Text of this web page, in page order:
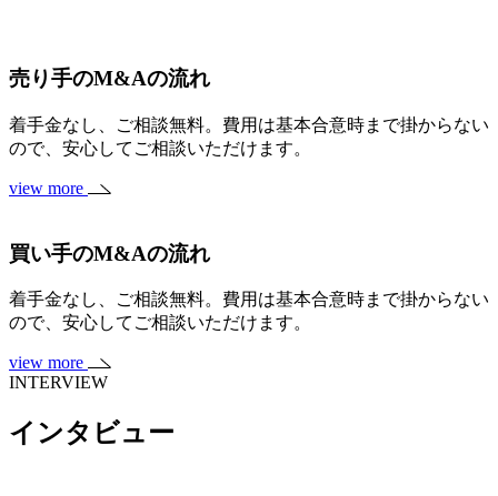
売り手のM&Aの流れ
着手金なし、ご相談無料。費用は基本合意時まで掛からない
ので、安心してご相談いただけます。
view more
買い手のM&Aの流れ
着手金なし、ご相談無料。費用は基本合意時まで掛からない
ので、安心してご相談いただけます。
view more
INTERVIEW
インタビュー